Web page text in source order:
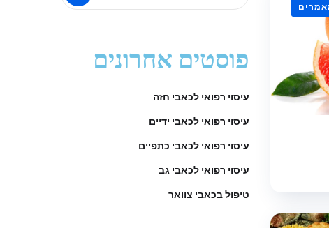
פוסטים אחרונים
עיסוי רפואי לכאבי חזה
עיסוי רפואי לכאבי ידיים
עיסוי רפואי לכאבי כתפיים
עיסוי רפואי לכאבי גב
טיפול בכאבי צוואר